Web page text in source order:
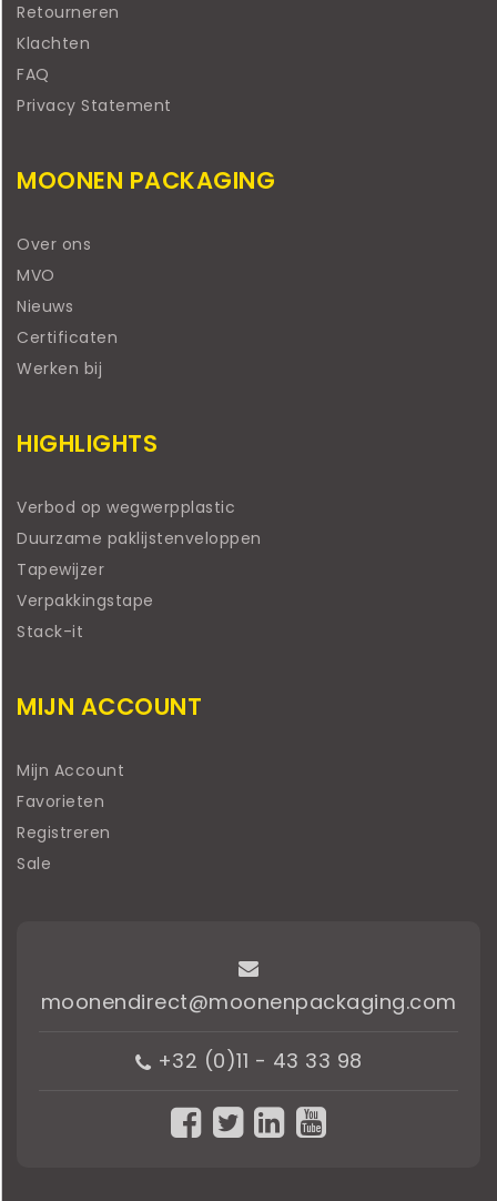
Retourneren
Klachten
FAQ
Privacy Statement
MOONEN PACKAGING
Over ons
MVO
Nieuws
Certificaten
Werken bij
HIGHLIGHTS
Verbod op wegwerpplastic
Duurzame paklijstenveloppen
Tapewijzer
Verpakkingstape
Stack-it
MIJN ACCOUNT
Mijn Account
Favorieten
Registreren
Sale
moonendirect@moonenpackaging.com
+32 (0)11 - 43 33 98